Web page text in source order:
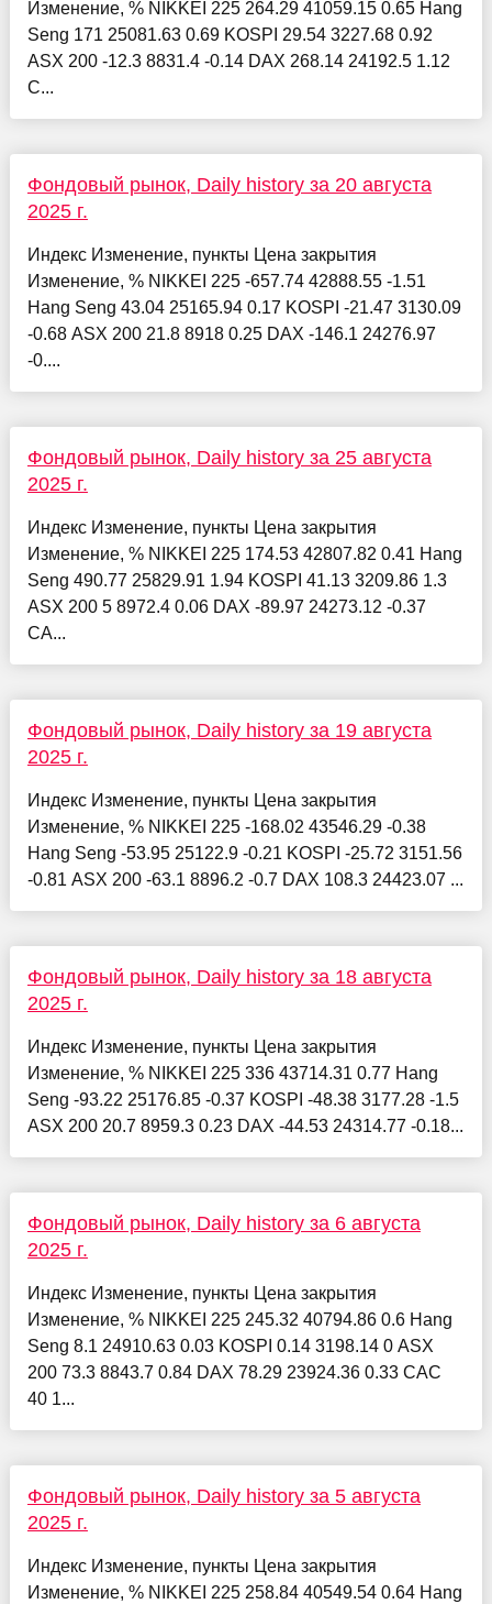
Изменение, % NIKKEI 225 264.29 41059.15 0.65 Hang
Seng 171 25081.63 0.69 KOSPI 29.54 3227.68 0.92
ASX 200 -12.3 8831.4 -0.14 DAX 268.14 24192.5 1.12
C...
Фондовый рынок, Daily history за 20 августа
2025 г.
Индекс Изменение, пункты Цена закрытия
Изменение, % NIKKEI 225 -657.74 42888.55 -1.51
Hang Seng 43.04 25165.94 0.17 KOSPI -21.47 3130.09
-0.68 ASX 200 21.8 8918 0.25 DAX -146.1 24276.97
-0....
Фондовый рынок, Daily history за 25 августа
2025 г.
Индекс Изменение, пункты Цена закрытия
Изменение, % NIKKEI 225 174.53 42807.82 0.41 Hang
Seng 490.77 25829.91 1.94 KOSPI 41.13 3209.86 1.3
ASX 200 5 8972.4 0.06 DAX -89.97 24273.12 -0.37
CA...
Фондовый рынок, Daily history за 19 августа
2025 г.
Индекс Изменение, пункты Цена закрытия
Изменение, % NIKKEI 225 -168.02 43546.29 -0.38
Hang Seng -53.95 25122.9 -0.21 KOSPI -25.72 3151.56
-0.81 ASX 200 -63.1 8896.2 -0.7 DAX 108.3 24423.07 ...
Фондовый рынок, Daily history за 18 августа
2025 г.
Индекс Изменение, пункты Цена закрытия
Изменение, % NIKKEI 225 336 43714.31 0.77 Hang
Seng -93.22 25176.85 -0.37 KOSPI -48.38 3177.28 -1.5
ASX 200 20.7 8959.3 0.23 DAX -44.53 24314.77 -0.18...
Фондовый рынок, Daily history за 6 августа
2025 г.
Индекс Изменение, пункты Цена закрытия
Изменение, % NIKKEI 225 245.32 40794.86 0.6 Hang
Seng 8.1 24910.63 0.03 KOSPI 0.14 3198.14 0 ASX
200 73.3 8843.7 0.84 DAX 78.29 23924.36 0.33 CAC
40 1...
Фондовый рынок, Daily history за 5 августа
2025 г.
Индекс Изменение, пункты Цена закрытия
Изменение, % NIKKEI 225 258.84 40549.54 0.64 Hang